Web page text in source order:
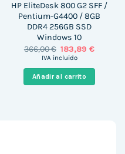
HP EliteDesk 800 G2 SFF /
Pentium-G4400 / 8GB
DDR4 256GB SSD
Windows 10
366,00€ El
precio
era:
366,00 €.
183,89€El
es:
183,89
IVA incluido
Añadir al carrito